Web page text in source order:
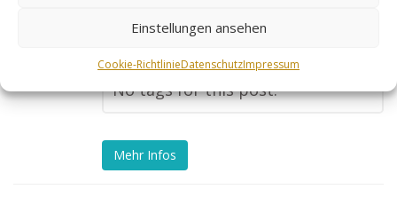
Einstellungen ansehen
Cookie-RichtlinieDatenschutzImpressum
Unterstützung von Goldleads
wäre das nie möglich gewesen!“
No tags for this post.
Mehr Infos